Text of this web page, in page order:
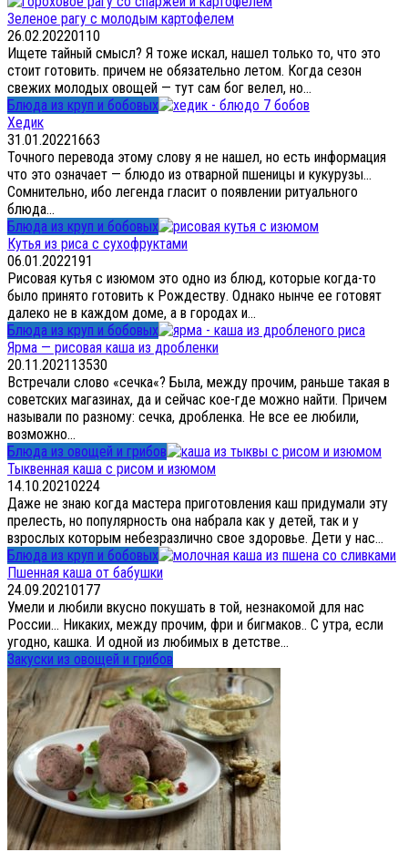
Зеленое рагу с молодым картофелем
26.02.20220110
Ищете тайный смысл? Я тоже искал, нашел только то, что это
стоит готовить. причем не обязательно летом. Когда сезон
свежих молодых овощей — тут сам бог велел, но...
Блюда из круп и бобовых
Хедик
31.01.20221663
Точного перевода этому слову я не нашел, но есть информация
что это означает — блюдо из отварной пшеницы и кукурузы…
Сомнительно, ибо легенда гласит о появлении ритуального
блюда...
Блюда из круп и бобовых
Кутья из риса с сухофруктами
06.01.2022191
Рисовая кутья с изюмом это одно из блюд, которые когда-то
было принято готовить к Рождеству. Однако нынче ее готовят
далеко не в каждом доме, а в городах и...
Блюда из круп и бобовых
Ярма — рисовая каша из дробленки
20.11.202113530
Встречали слово «сечка«? Была, между прочим, раньше такая в
советских магазинах, да и сейчас кое-где можно найти. Причем
называли по разному: сечка, дробленка. Не все ее любили,
возможно...
Блюда из овощей и грибов
Тыквенная каша с рисом и изюмом
14.10.20210224
Даже не знаю когда мастера приготовления каш придумали эту
прелесть, но популярность она набрала как у детей, так и у
взрослых которым небезразлично свое здоровье. Дети у нас...
Блюда из круп и бобовых
Пшенная каша от бабушки
24.09.20210177
Умели и любили вкусно покушать в той, незнакомой для нас
России… Никаких, между прочим, фри и бигмаков.. С утра, если
угодно, кашка. И одной из любимых в детстве...
Закуски из овощей и грибов